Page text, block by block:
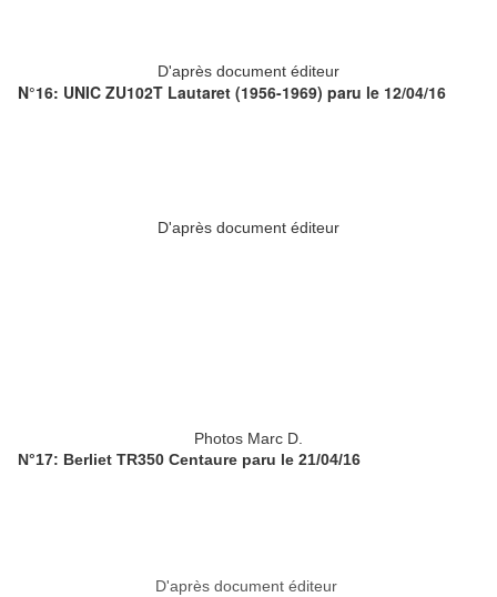
D'après document éditeur
N°16: UNIC ZU102T Lautaret (1956-1969) paru le 12/04/16
D'après document éditeur
Photos Marc D.
N°17: Berliet TR350 Centaure paru le 21/04/16
D'après document éditeur